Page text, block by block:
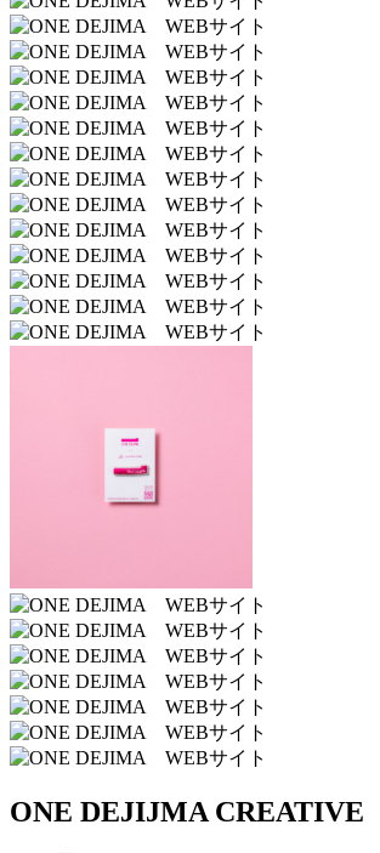
ONE DEJIJMA CREATIVE